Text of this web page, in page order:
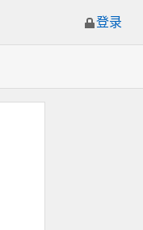
登录